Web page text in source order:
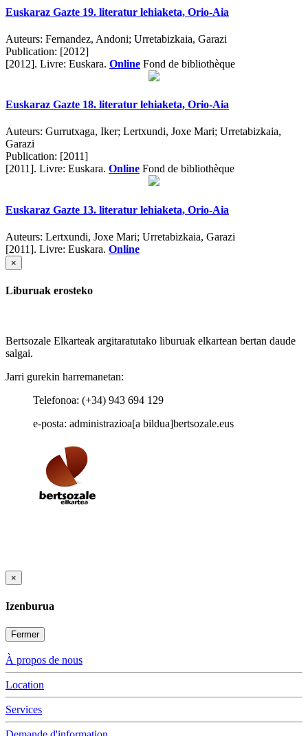
Euskaraz Gazte 19. literatur lehiaketa, Orio-Aia
Auteurs: Fernandez, Andoni; Urretabizkaia, Garazi
Publication: [2012]
[2012]. Livre: Euskara. Online Fond de bibliothèque
Euskaraz Gazte 18. literatur lehiaketa, Orio-Aia
Auteurs: Gurrutxaga, Iker; Lertxundi, Joxe Mari; Urretabizkaia,
Garazi
Publication: [2011]
[2011]. Livre: Euskara. Online Fond de bibliothèque
Euskaraz Gazte 13. literatur lehiaketa, Orio-Aia
Auteurs: Lertxundi, Joxe Mari; Urretabizkaia, Garazi
[2011]. Livre: Euskara. Online
×
Liburuak erosteko
Bertsozale Elkarteak argitaratutako liburuak elkartean bertan daude
salgai.
Jarri gurekin harremanetan:
Telefonoa: (+34) 943 694 129
e-posta: administrazioa[a bildua]bertsozale.eus
×
Izenburua
Fermer
À propos de nous
Location
Services